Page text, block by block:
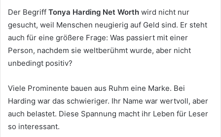
Der Begriff Tonya Harding Net Worth wird nicht nur
gesucht, weil Menschen neugierig auf Geld sind. Er steht
auch für eine größere Frage: Was passiert mit einer
Person, nachdem sie weltberühmt wurde, aber nicht
unbedingt positiv?
Viele Prominente bauen aus Ruhm eine Marke. Bei
Harding war das schwieriger. Ihr Name war wertvoll, aber
auch belastet. Diese Spannung macht ihr Leben für Leser
so interessant.